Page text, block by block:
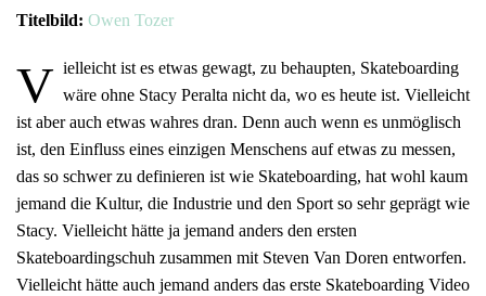
Titelbild: Owen Tozer
V ielleicht ist es etwas gewagt, zu behaupten, Skateboarding
wäre ohne Stacy Peralta nicht da, wo es heute ist. Vielleicht
ist aber auch etwas wahres dran. Denn auch wenn es unmöglisch
ist, den Einfluss eines einzigen Menschens auf etwas zu messen,
das so schwer zu definieren ist wie Skateboarding, hat wohl kaum
jemand die Kultur, die Industrie und den Sport so sehr geprägt wie
Stacy. Vielleicht hätte ja jemand anders den ersten
Skateboardingschuh zusammen mit Steven Van Doren entworfen.
Vielleicht hätte auch jemand anders das erste Skateboarding Video